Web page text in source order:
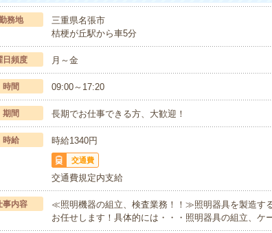
務地
三重県名張市
桔梗が丘駅から車5分
日頻度 月～金
時間 09:00～17:20
期間 長期でお仕事できる方、大歓迎！
時給 時給1340円
交通費
交通費規定内支給
事内容
≪照明機器の組立、検査業務！！≫照明器具を製造す
お任せします！具体的には・・・照明器具の組立、ケ